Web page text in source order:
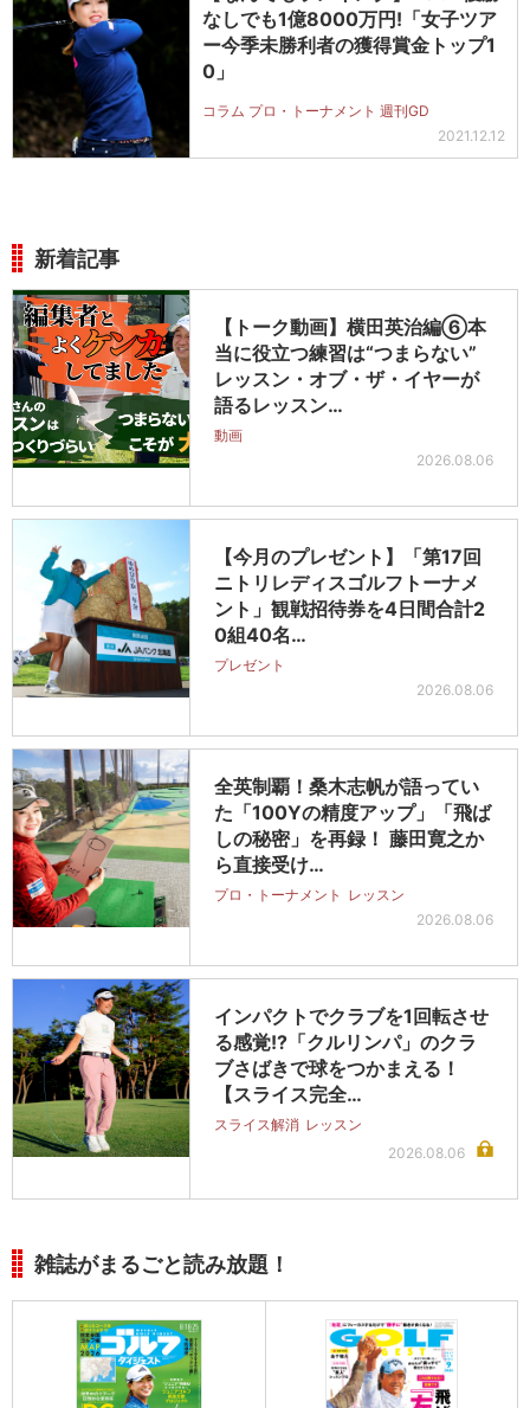
なしでも1億8000万円!「女子ツア
ー今季未勝利者の獲得賞金トップ1
0」
コラム プロ・トーナメント 週刊GD
2021.12.12
新着記事
【トーク動画】横田英治編⑥本
当に役立つ練習は“つまらない”
レッスン・オブ・ザ・イヤーが
語るレッスン…
動画
2026.08.06
【今月のプレゼント】「第17回
ニトリレディスゴルフトーナメ
ント」観戦招待券を4日間合計2
0組40名…
プレゼント
2026.08.06
全英制覇！桑木志帆が語ってい
た「100Yの精度アップ」「飛ば
しの秘密」を再録！ 藤田寛之か
ら直接受け…
プロ・トーナメント レッスン
2026.08.06
インパクトでクラブを1回転させ
る感覚!?「クルリンパ」のクラ
ブさばきで球をつかまえる！
【スライス完全…
スライス解消 レッスン
2026.08.06
雑誌がまるごと読み放題！